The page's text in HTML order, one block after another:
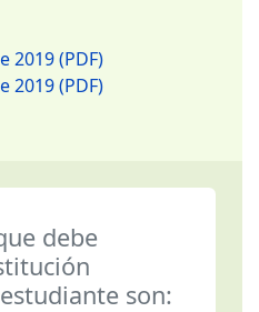
2019 (PDF)
2019 (PDF)
debe
son: